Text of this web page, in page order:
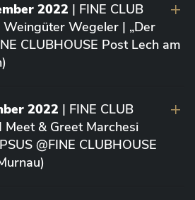
2022 | FINE CLUB
Wegeler | „Der
CLUBHOUSE Post Lech am
2022 | FINE CLUB
Meet & Greet Marchesi
@FINE CLUBHOUSE